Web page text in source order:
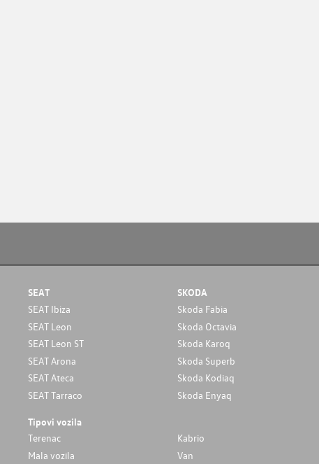
SEAT
SEAT Ibiza
SEAT Leon
SEAT Leon ST
SEAT Arona
SEAT Ateca
SEAT Tarraco
SKODA
Skoda Fabia
Skoda Octavia
Skoda Karoq
Skoda Superb
Skoda Kodiaq
Skoda Enyaq
Tipovi vozila
Terenac
Kabrio
Mala vozila
Van